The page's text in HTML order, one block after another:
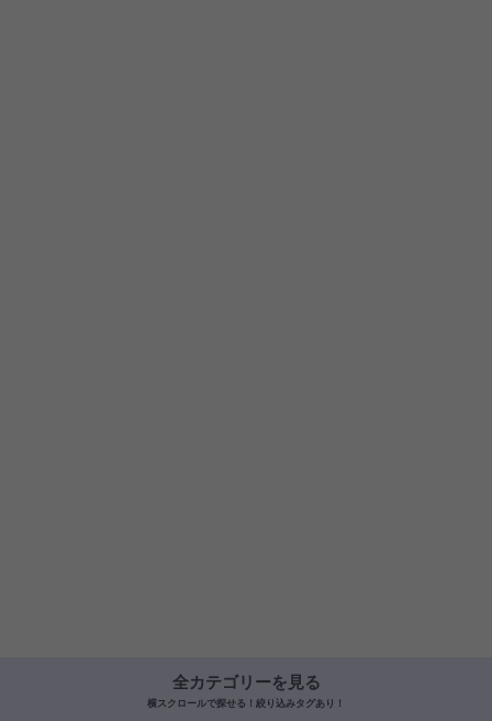
全カテゴリーを見る
横スクロールで探せる！絞り込みタグあり！